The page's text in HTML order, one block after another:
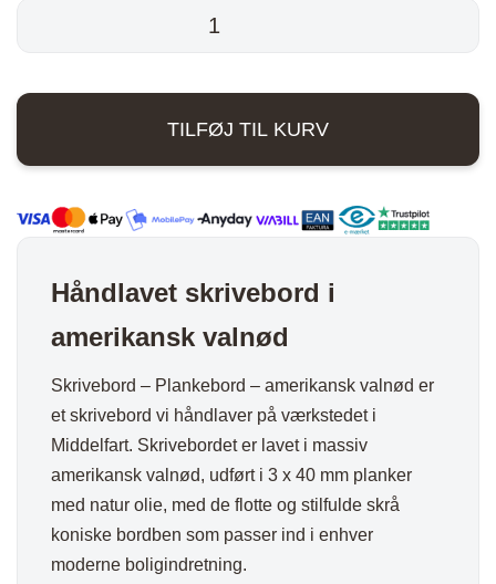
-
valnød
TILFØJ TIL KURV
Håndlavet skrivebord i
amerikansk valnød
Skrivebord – Plankebord – amerikansk valnød er
et skrivebord vi håndlaver på værkstedet i
Middelfart. Skrivebordet er lavet i massiv
amerikansk valnød, udført i 3 x 40 mm planker
med natur olie, med de flotte og stilfulde skrå
koniske bordben som passer ind i enhver
moderne boligindretning.